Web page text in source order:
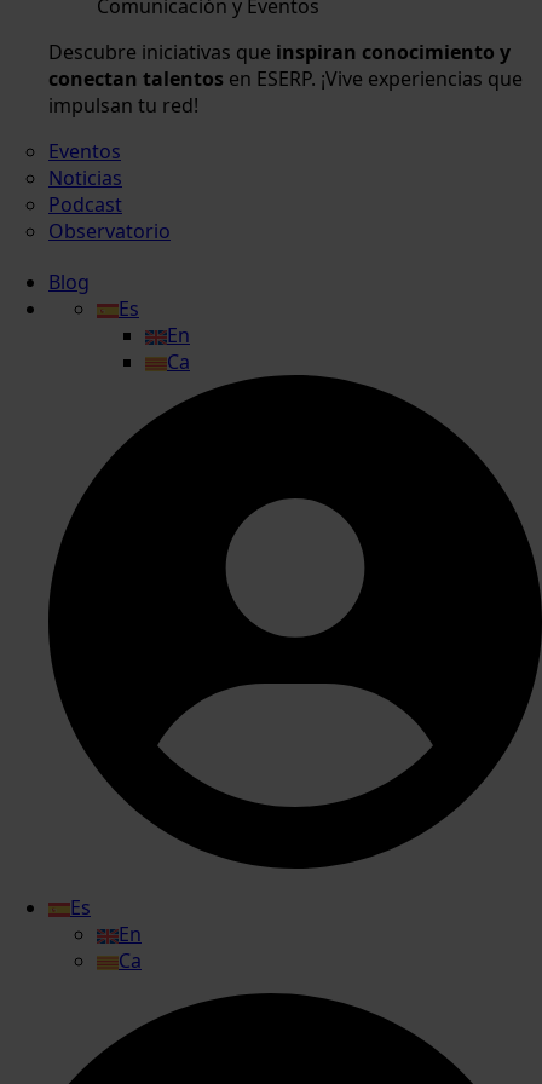
Comunicación y Eventos
Descubre iniciativas que inspiran conocimiento y
conectan talentos en ESERP. ¡Vive experiencias que
impulsan tu red!
Eventos
Noticias
Podcast
Observatorio
Blog
Es
En
Ca
Es
En
Ca